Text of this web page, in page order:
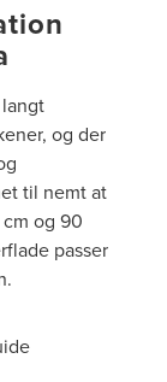
og der
til nemt at
og 90
passer